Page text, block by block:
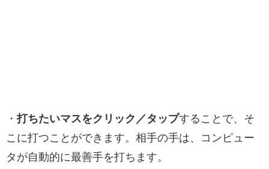
・打ちたいマスをクリック／タップすることで、そ
こに打つことができます。相手の手は、コンピュー
タが自動的に最善手を打ちます。